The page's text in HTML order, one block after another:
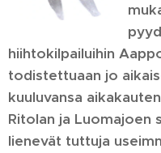
hiihtokilpailuihin
todistettuaan jo
kuuluvansa
Ritolan ja Luomajoen
lienevät tuttuja